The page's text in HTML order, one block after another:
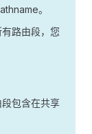
。
路由段，您
包含在共享